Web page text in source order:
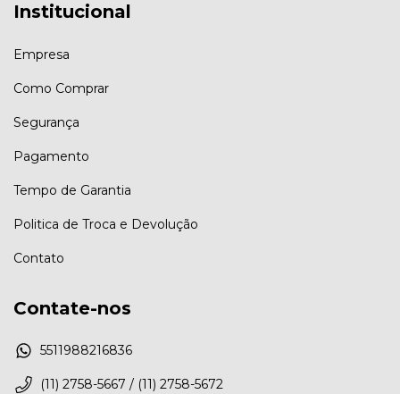
Institucional
Empresa
Como Comprar
Segurança
Pagamento
Tempo de Garantia
Politica de Troca e Devolução
Contato
Contate-nos
5511988216836
(11) 2758-5667 / (11) 2758-5672